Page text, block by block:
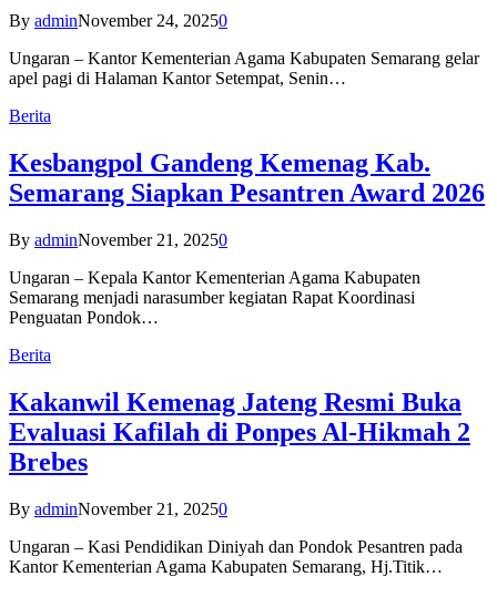
By adminNovember 24, 20250
Ungaran – Kantor Kementerian Agama Kabupaten Semarang gelar
apel pagi di Halaman Kantor Setempat, Senin…
Berita
Kesbangpol Gandeng Kemenag Kab.
Semarang Siapkan Pesantren Award 2026
By adminNovember 21, 20250
Ungaran – Kepala Kantor Kementerian Agama Kabupaten
Semarang menjadi narasumber kegiatan Rapat Koordinasi
Penguatan Pondok…
Berita
Kakanwil Kemenag Jateng Resmi Buka
Evaluasi Kafilah di Ponpes Al-Hikmah 2
Brebes
By adminNovember 21, 20250
Ungaran – Kasi Pendidikan Diniyah dan Pondok Pesantren pada
Kantor Kementerian Agama Kabupaten Semarang, Hj.Titik…